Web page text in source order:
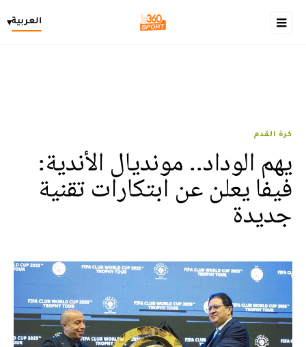
العربية▾
كرة القدم
يهم الوداد.. مونديال الأندية:
فيفا يعلن عن ابتكارات تقنية
جديدة